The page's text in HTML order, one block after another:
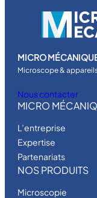
MICRO
Microscope &
Nous contacter
MICRO
L’entreprise
Expertise
Partenariats
NOS PRODUITS
Microscopie